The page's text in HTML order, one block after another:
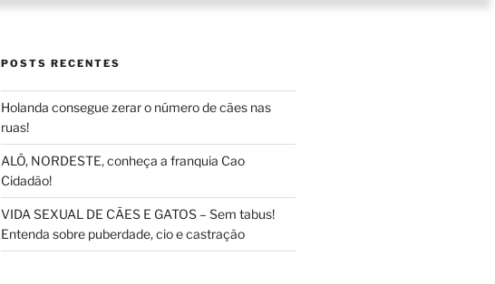
POSTS RECENTES
Holanda consegue zerar o número de cães nas
ruas!
ALÔ, NORDESTE, conheça a franquia Cao
Cidadão!
VIDA SEXUAL DE CÃES E GATOS – Sem tabus!
Entenda sobre puberdade, cio e castração